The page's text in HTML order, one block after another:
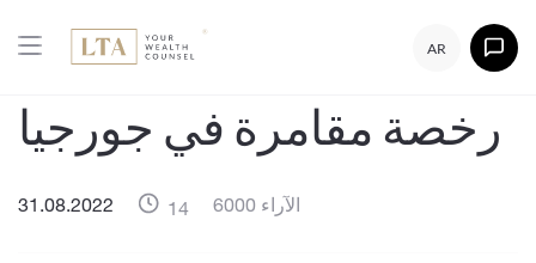
AR
رخصة مقامرة في جورجيا
31.08.2022 14 6000 الآراء